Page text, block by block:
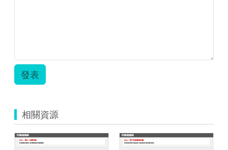
發表
相關資源